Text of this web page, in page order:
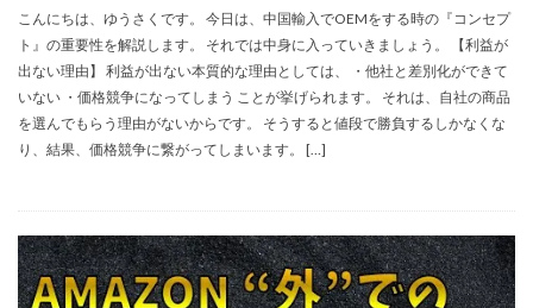
こんにちは、ゆうさくです。 今日は、中国輸入でOEMをする時の『コンセプ
ト』の重要性を解説します。 それでは中身に入っていきましょう。 【利益が
出ない理由】 利益が出ない本質的な理由としては、 ・他社と差別化ができて
いない ・価格競争になってしまう ことが挙げられます。 それは、自社の商品
を選んでもらう理由がないからです。 そうすると値段で勝負するしかなくな
り、結果、価格競争に繋がってしまいます。 […]